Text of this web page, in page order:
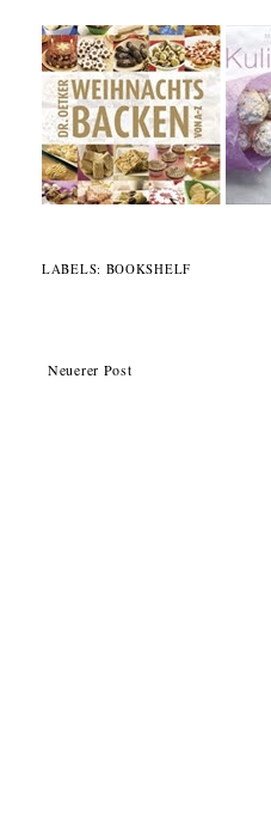
LABELS: BOOKSHELF
Neuerer Post